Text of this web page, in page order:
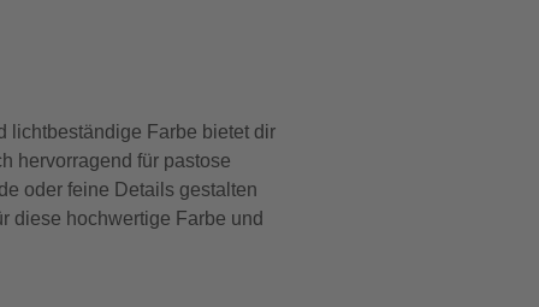
lichtbeständige Farbe bietet dir
hervorragend für pastose
oder feine Details gestalten
diese hochwertige Farbe und